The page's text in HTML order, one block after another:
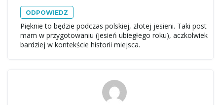
ODPOWIEDZ
Pięknie to będzie podczas polskiej, złotej jesieni. Taki post
mam w przygotowaniu (jesień ubiegłego roku), aczkolwiek
bardziej w kontekście historii miejsca.